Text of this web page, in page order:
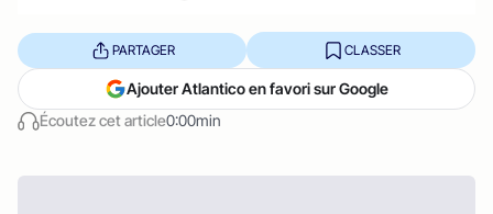
Écoutez cet article0:00min
PARTAGER CLASSER
Ajouter Atlantico en favori sur Google